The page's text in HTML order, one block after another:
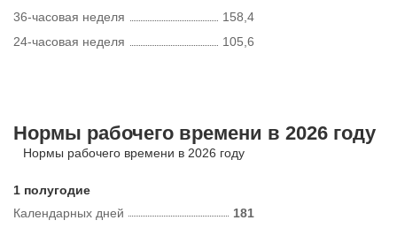
36-часовая неделя
158,4
24-часовая неделя
105,6
Нормы рабочего времени в 2026 году
Нормы рабочего времени в 2026 году
1 полугодие
Календарных дней
181